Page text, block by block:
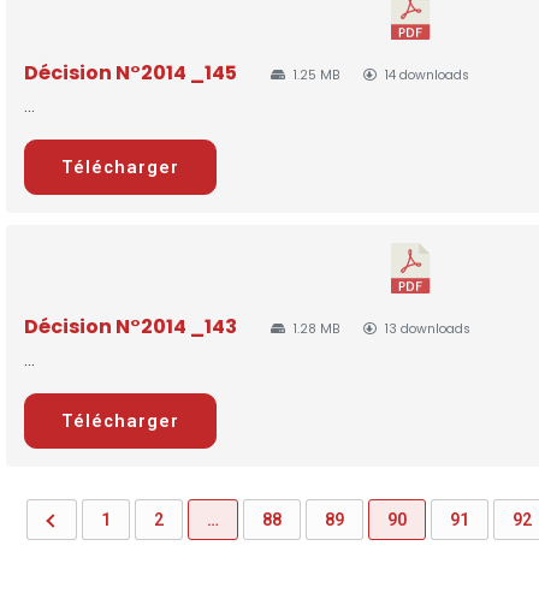
Décision N°2014 _145 1.25 MB 14 downloads
...
Télécharger
Décision N°2014 _143 1.28 MB 13 downloads
...
Télécharger
1 2 … 88 89 90 91 92